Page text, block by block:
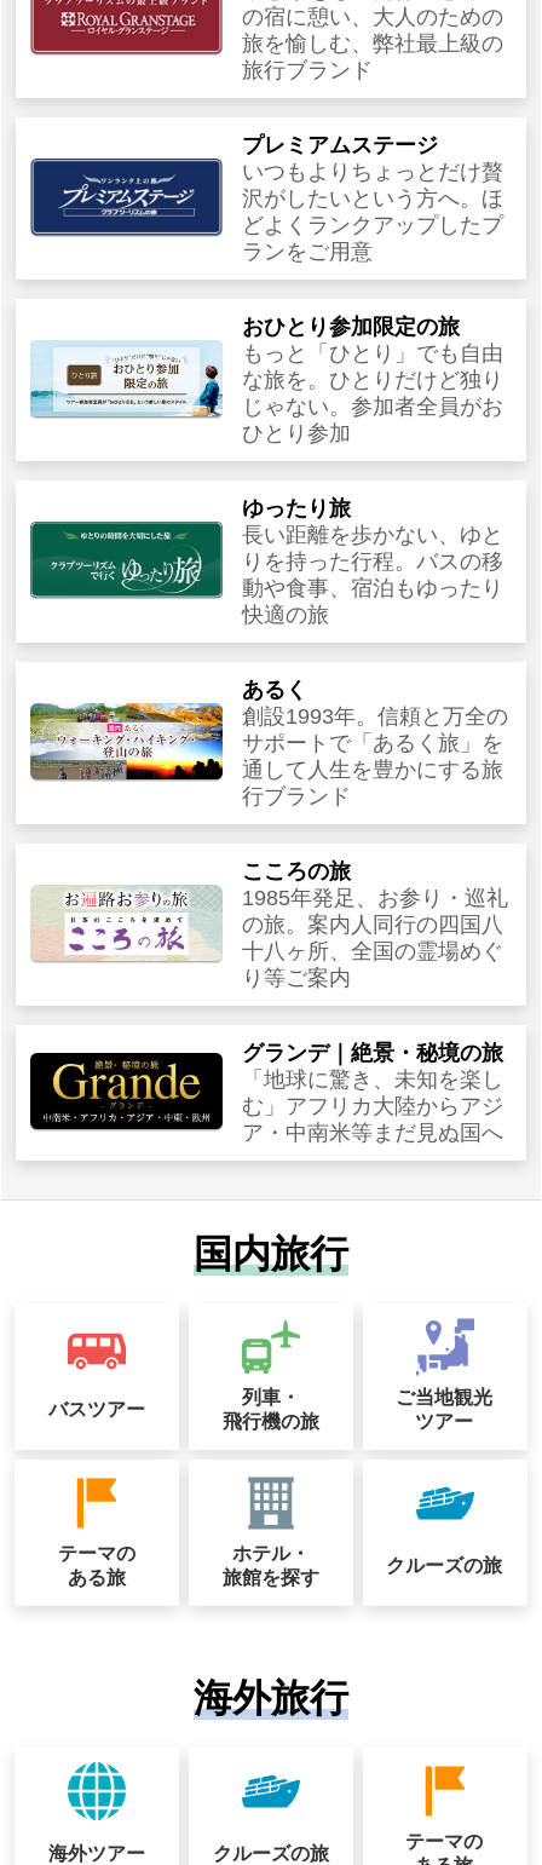
の宿に憩い、大人のための
旅を愉しむ、弊社最上級の
旅行ブランド
プレミアムステージ
いつもよりちょっとだけ贅
沢がしたいという方へ。ほ
どよくランクアップしたプ
ランをご用意
おひとり参加限定の旅
もっと「ひとり」でも自由
な旅を。ひとりだけど独り
じゃない。参加者全員がお
ひとり参加
ゆったり旅
長い距離を歩かない、ゆと
りを持った行程。バスの移
動や食事、宿泊もゆったり
快適の旅
あるく
創設1993年。信頼と万全の
サポートで「あるく旅」を
通して人生を豊かにする旅
行ブランド
こころの旅
1985年発足、お参り・巡礼
の旅。案内人同行の四国八
十八ヶ所、全国の霊場めぐ
り等ご案内
グランデ｜絶景・秘境の旅
「地球に驚き、未知を楽し
む」アフリカ大陸からアジ
ア・中南米等まだ見ぬ国へ
国内旅行
バスツアー
列車・
飛行機の旅
ご当地観光
ツアー
テーマの
ある旅
ホテル・
旅館を探す
クルーズの旅
海外旅行
海外ツアー クルーズの旅
テーマの